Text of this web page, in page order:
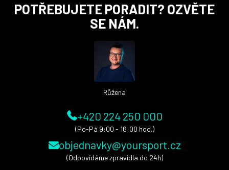
POTŘEBUJETE PORADIT? OZVĚTE
SE NÁM.
Růžena
+420 224 250 000
(Po-Pá 9:00 - 16:00 hod.)
objednavky@yoursport.cz
(Odpovídáme zpravidla do 24h)